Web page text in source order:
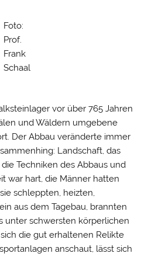
Foto:
Prof.
Frank
Schaal
vor über 765 Jahren
und Wäldern umgebene
Der Abbau veränderte immer
Landschaft, das
Techniken des Abbaus und
war hart, die Männer hatten
schleppten, heizten,
aus dem Tagebau, brannten
unter schwersten körperlichen
die gut erhaltenen Relikte
anschaut, lässt sich